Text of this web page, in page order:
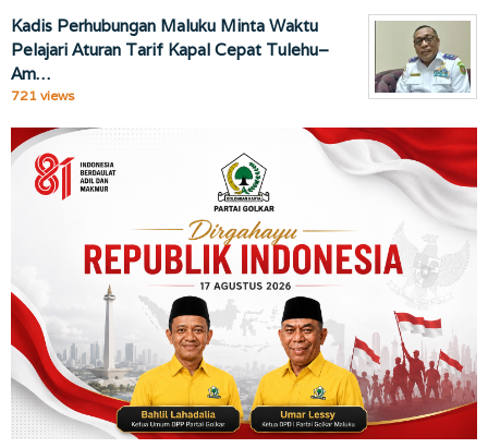
Kadis Perhubungan Maluku Minta Waktu
Pelajari Aturan Tarif Kapal Cepat Tulehu–
Am…
721 views